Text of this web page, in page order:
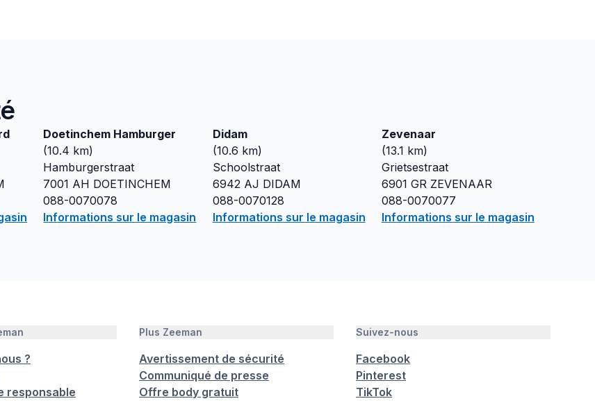
Doetinchem Hamburger
(10.4 km)
Hamburgerstraat
7001 AH DOETINCHEM
088-0070078
Informations sur le magasin
Didam
(10.6 km)
Schoolstraat
6942 AJ DIDAM
088-0070128
Informations sur le magasin
Zevenaar
(13.1 km)
Grietsestraat
6901 GR ZEVENAAR
088-0070077
Informations sur le magasin
?
responsable
Plus Zeeman
Avertissement de sécurité
Communiqué de presse
Offre body gratuit
Suivez-nous
Facebook
Pinterest
TikTok